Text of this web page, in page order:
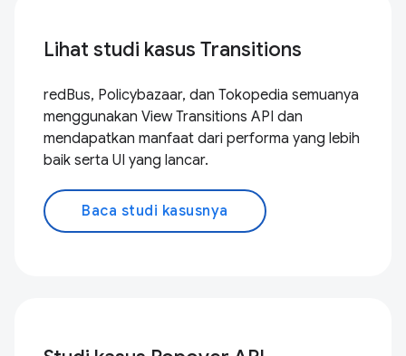
Lihat studi kasus Transitions
redBus, Policybazaar, dan Tokopedia semuanya
menggunakan View Transitions API dan
mendapatkan manfaat dari performa yang lebih
baik serta UI yang lancar.
Baca studi kasusnya